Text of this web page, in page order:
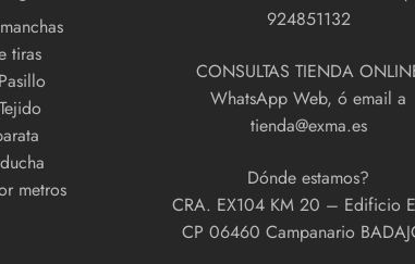
tiras
metros
924851132
CONSULTAS TIENDA
WhatsApp Web, ó email a
tienda@exma.es
Dónde estamos?
CRA. EX104 KM 20 – Edificio
CP 06460 Campanario